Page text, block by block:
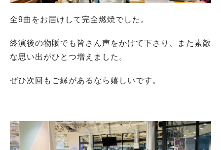
全9曲をお届けして完全燃焼でした。
終演後の物販でも皆さん声をかけて下さり、また素敵
な思い出がひとつ増えました。
ぜひ次回もご縁があるなら嬉しいです。